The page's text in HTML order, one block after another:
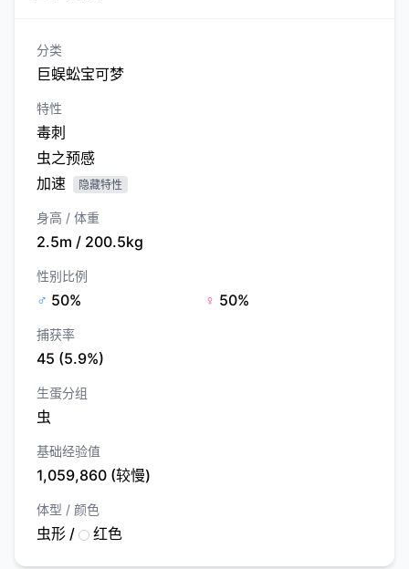
分类
巨蜈蚣宝可梦
特性
毒刺
虫之预感
加速
隐藏特性
身高 / 体重
2.5m / 200.5kg
性别比例
♂ 50% ♀ 50%
捕获率
45 (5.9%)
生蛋分组
虫
基础经验值
1,059,860 (较慢)
体型 / 颜色
虫形 / 红色